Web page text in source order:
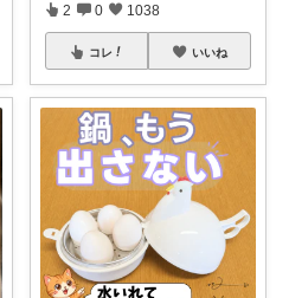
2 0 1038
コレ いいね